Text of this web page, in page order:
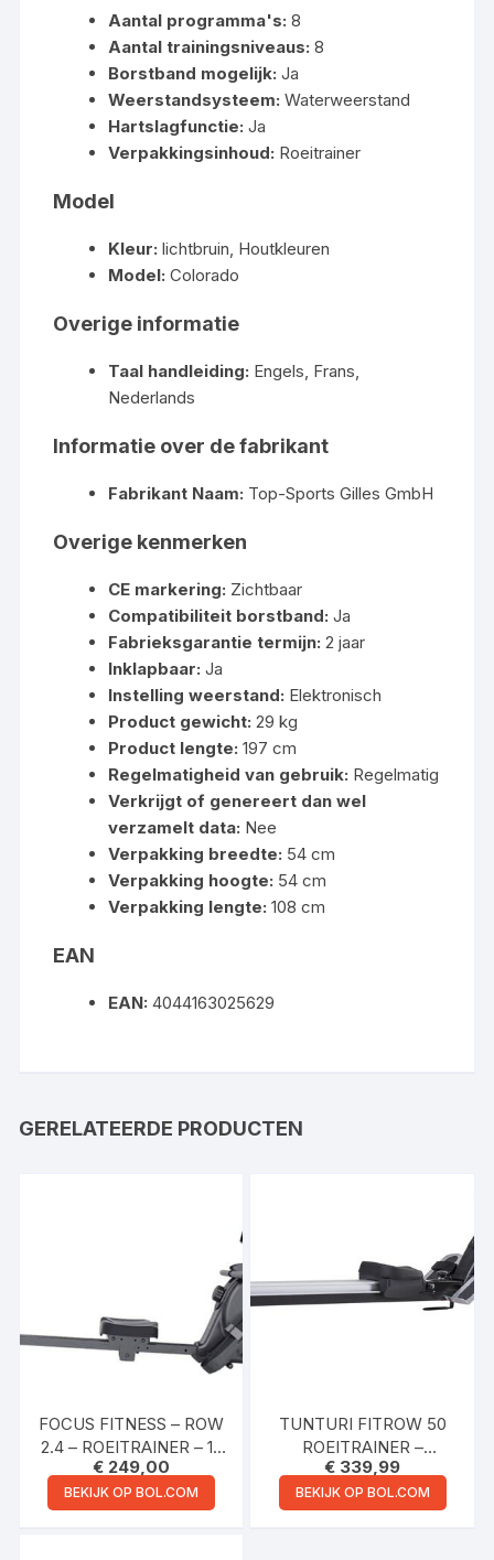
Aantal programma's: 8
Aantal trainingsniveaus: 8
Borstband mogelijk: Ja
Weerstandsysteem: Waterweerstand
Hartslagfunctie: Ja
Verpakkingsinhoud: Roeitrainer
Model
Kleur: lichtbruin, Houtkleuren
Model: Colorado
Overige informatie
Taal handleiding: Engels, Frans,
Nederlands
Informatie over de fabrikant
Fabrikant Naam: Top-Sports Gilles GmbH
Overige kenmerken
CE markering: Zichtbaar
Compatibiliteit borstband: Ja
Fabrieksgarantie termijn: 2 jaar
Inklapbaar: Ja
Instelling weerstand: Elektronisch
Product gewicht: 29 kg
Product lengte: 197 cm
Regelmatigheid van gebruik: Regelmatig
Verkrijgt of genereert dan wel
verzamelt data: Nee
Verpakking breedte: 54 cm
Verpakking hoogte: 54 cm
Verpakking lengte: 108 cm
EAN
EAN: 4044163025629
GERELATEERDE PRODUCTEN
FOCUS FITNESS – ROW
2.4 – ROEITRAINER – 16
WEERSTANDSNIVEAUS
– INCL.
TRAININGSCOMPUTER
€ 249,00
BEKIJK OP BOL.COM
TUNTURI FITROW 50
ROEITRAINER –
ROEIMACHINE FITNESS
– INKLAPBAAR
ROEIAPPARAAT – 16
€ 339,99
BEKIJK OP BOL.COM